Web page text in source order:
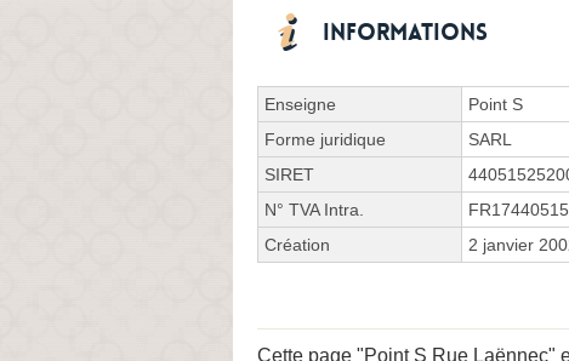
Informations
Enseigne
Point S
Forme juridique
SARL
SIRET
N° TVA Intra.
Création
2 janvier
Cette page "Point S Rue Laënnec"